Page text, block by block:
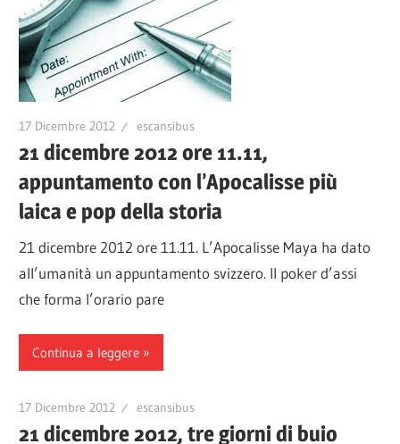
17 Dicembre 2012 escansibus
21 dicembre 2012 ore 11.11,
appuntamento con l’Apocalisse più
laica e pop della storia
21 dicembre 2012 ore 11.11. L’Apocalisse Maya ha dato
all’umanità un appuntamento svizzero. Il poker d’assi
che forma l’orario pare
Continua a leggere
17 Dicembre 2012 escansibus
21 dicembre 2012, tre giorni di buio